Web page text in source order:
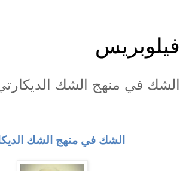
فيلوبريس
الشك في منهج الشك
الشك في منهج الشك